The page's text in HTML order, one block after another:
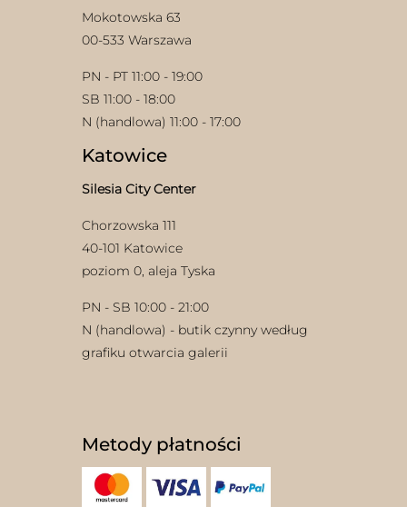
Mokotowska 63
00-533 Warszawa
PN - PT 11:00 - 19:00
SB 11:00 - 18:00
N (handlowa) 11:00 - 17:00
Katowice
Silesia City Center
Chorzowska 111
40-101 Katowice
poziom 0, aleja Tyska
PN - SB 10:00 - 21:00
N (handlowa) - butik czynny według
grafiku otwarcia galerii
Metody płatności